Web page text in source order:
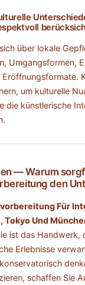
über lokale
Umgangsformen,
um kulturelle
die künstlerische
— Warum
den
Für
Tokyo Und
ist das Handwerk,
Erlebnisse
schaffen Sie